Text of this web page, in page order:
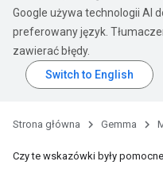
Google używa technologii AI
preferowany język.
zawierać błędy.
Strona główna Gemma
Czy te wskazówki były